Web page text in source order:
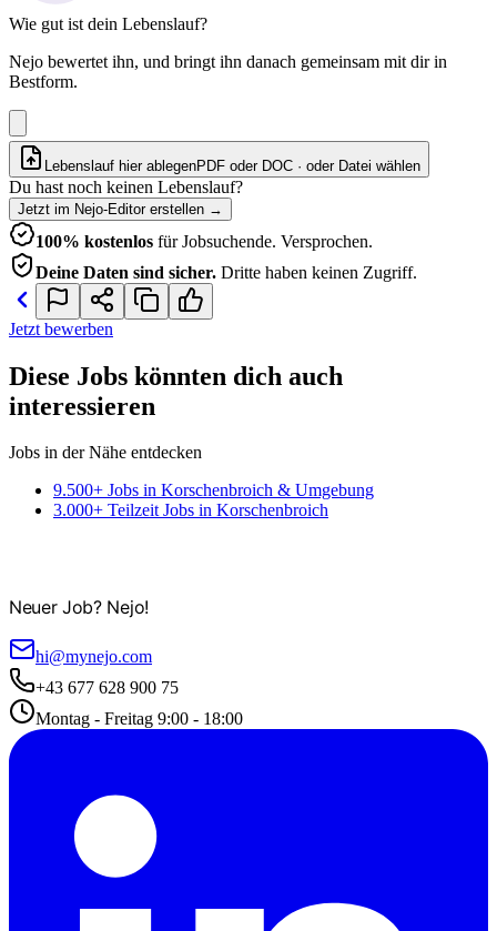
Wie gut ist dein Lebenslauf?
Nejo bewertet ihn, und bringt ihn danach gemeinsam mit dir in
Bestform.
Lebenslauf hier ablegenPDF oder DOC · oder Datei wählen
Du hast noch keinen Lebenslauf?
Jetzt im Nejo-Editor erstellen →
100% kostenlos für Jobsuchende. Versprochen.
Deine Daten sind sicher. Dritte haben keinen Zugriff.
Jetzt bewerben
Diese Jobs könnten dich auch
interessieren
Jobs in der Nähe entdecken
9.500+ Jobs in Korschenbroich & Umgebung
3.000+ Teilzeit Jobs in Korschenbroich
Neuer Job? Nejo!
hi@mynejo.com
+43 677 628 900 75
Montag - Freitag 9:00 - 18:00